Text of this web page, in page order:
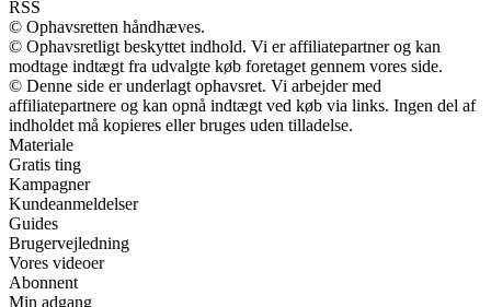
RSS
© Ophavsretten håndhæves.
© Ophavsretligt beskyttet indhold. Vi er affiliatepartner og kan
modtage indtægt fra udvalgte køb foretaget gennem vores side.
© Denne side er underlagt ophavsret. Vi arbejder med
affiliatepartnere og kan opnå indtægt ved køb via links. Ingen del af
indholdet må kopieres eller bruges uden tilladelse.
Materiale
Gratis ting
Kampagner
Kundeanmeldelser
Guides
Brugervejledning
Vores videoer
Abonnent
Min adgang